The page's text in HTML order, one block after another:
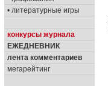
• литературные игры
конкурсы журнала
ЕЖЕДНЕВНИК
лента комментариев
мегарейтинг